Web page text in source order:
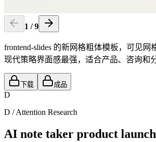
1 /9
frontend-slides 的新网格粗体模板，可见网
现代策略界面感最强，适合产品、咨询和分
下载 成品
D
D /Attention Research
AI note taker product